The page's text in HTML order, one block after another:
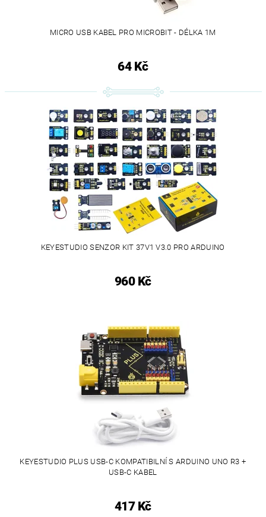
MICRO USB KABEL PRO MICROBIT - DÉLKA 1M
64 Kč
KEYESTUDIO SENZOR KIT 37V1 V3.0 PRO ARDUINO
960 Kč
KEYESTUDIO PLUS USB-C KOMPATIBILNÍ S ARDUINO UNO R3 +
USB-C KABEL
417 Kč